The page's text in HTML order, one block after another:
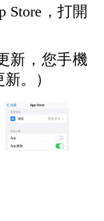
，打開
新，您手機
。）